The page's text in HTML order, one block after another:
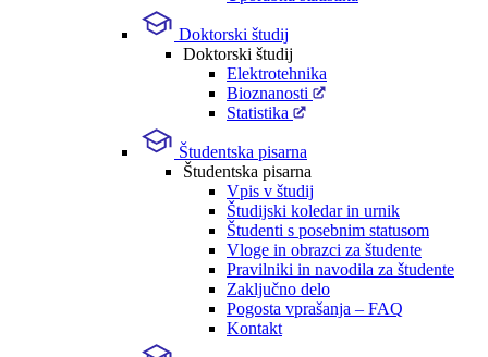
Doktorski študij
Doktorski študij
Elektrotehnika
Bioznanosti
Statistika
Študentska pisarna
Študentska pisarna
Vpis v študij
Študijski koledar in urnik
Študenti s posebnim statusom
Vloge in obrazci za študente
Pravilniki in navodila za študente
Zaključno delo
Pogosta vprašanja – FAQ
Kontakt